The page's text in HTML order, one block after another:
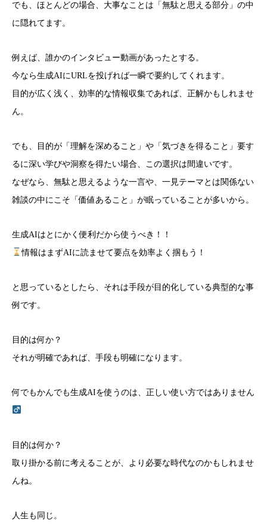
でも、ほとんどの場合、大事なことは「無駄と思える部分」の中
に隠れてます。
例えば、誰かのインタビュー動画があったとする。
今なら生成AIにURLを投げれば一瞬で要約してくれます。
目的が広く浅く、効率的な情報収集であれば、正解かもしれませ
ん。
でも、目的が「理解を深めること」や「気づきを得ること」要す
るに深い学びや洞察を得たい場合、この選択は間違いです。
なぜなら、無駄と思えるような一言や、一見テーマとは関係ない
雑談の中にこそ「価値あること」が眠っていることが多いから。
生成AIはとにかく便利だから使うべき！！
情報はまずAIに読ませて要点を効率よく掴もう！
と思っているとしたら、それは手段が目的化している典型的な事
例です。
目的は何か？
それが明確であれば、手段も明確になります。
何でもかんでも生成AIを使うのは、正しい使い方ではありません‍
目的は何か？
取り掛かる前に考えることが、より必要な時代なのかもしれませ
んね。
人生も同じ。